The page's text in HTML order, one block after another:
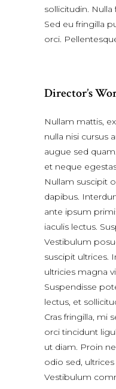
sollicitudin. Nulla
Sed eu fringilla
orci.
Director’s
Nullam mattis,
nulla nisi cursus
augue sed
et neque
Nullam suscipit
dapibus.
ante ipsum
iaculis lectus.
Vestibulum
suscipit ultrices.
ultricies magna
Suspendisse
lectus, et
Cras fringilla, mi
orci tincidunt
ut diam. Proin
odio sed,
Vestibulum